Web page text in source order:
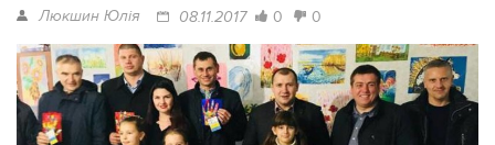
Люкшин Юлія 08.11.2017 0 0